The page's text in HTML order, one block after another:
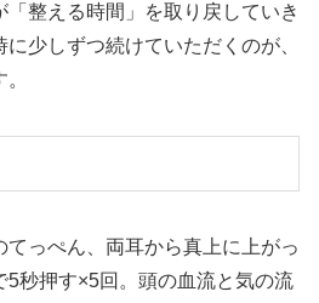
整える時間」を取り戻していき
少しずつ続けていただくのが、
てっぺん、両耳から真上に上がっ
5秒押す×5回。頭の血流と気の流